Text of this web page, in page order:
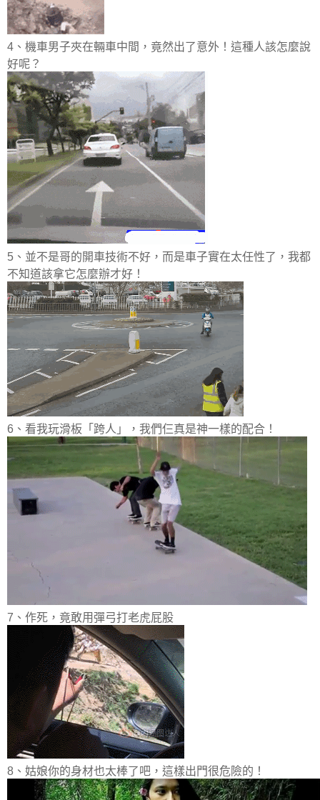
4、機車男子夾在輛車中間，竟然出了意外！這種人該怎麼說
好呢？
5、並不是哥的開車技術不好，而是車子實在太任性了，我都
不知道該拿它怎麼辦才好！
6、看我玩滑板「跨人」，我們仨真是神一樣的配合！
7、作死，竟敢用彈弓打老虎屁股
8、姑娘你的身材也太棒了吧，這樣出門很危險的！